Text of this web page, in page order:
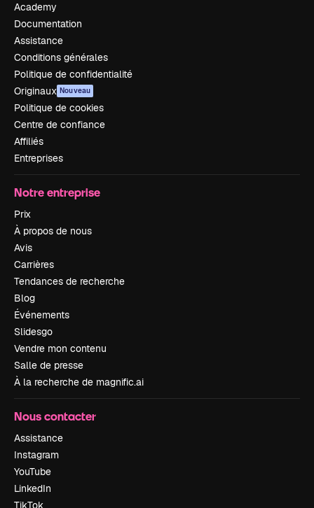
Academy
Documentation
Assistance
Conditions générales
Politique de confidentialité
Originaux Nouveau
Politique de cookies
Centre de confiance
Affiliés
Entreprises
Notre entreprise
Prix
À propos de nous
Avis
Carrières
Tendances de recherche
Blog
Événements
Slidesgo
Vendre mon contenu
Salle de presse
À la recherche de magnific.ai
Nous contacter
Assistance
Instagram
YouTube
LinkedIn
TikTok